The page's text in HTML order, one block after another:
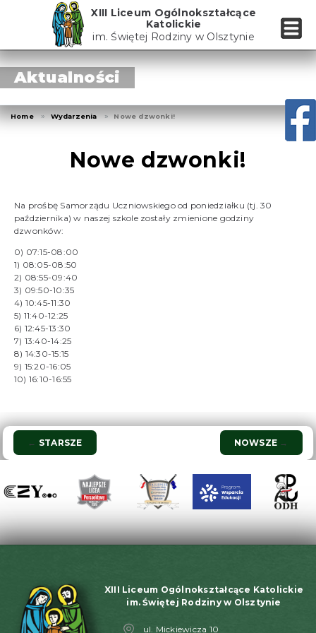
XIII Liceum Ogólnokształcące
Katolickie
im. Świętej Rodziny w Olsztynie
Aktualności
Home Wydarzenia Nowe dzwonki!
Nowe dzwonki!
Na prośbę Samorządu Uczniowskiego od poniedziałku (tj. 30
października) w naszej szkole zostały zmienione godziny
dzwonków:
0) 07:15-08:00
1) 08:05-08:50
2) 08:55-09:40
3) 09:50-10:35
4) 10:45-11:30
5) 11:40-12:25
6) 12:45-13:30
7) 13:40-14:25
8) 14:30-15:15
9) 15:20-16:05
10) 16:10-16:55
Nawigacja
wpisu
← STARSZE NOWSZE →
XIII Liceum Ogólnokształcące Katolickie
im. Świętej Rodziny w Olsztynie
ul. Mickiewicza 10